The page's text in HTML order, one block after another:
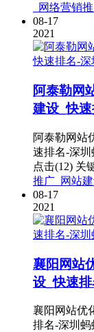
_网络营销
08-17
2021
阿泰勒网
建设_快
阿泰勒网站
速排名-深
点击(12) 关
推广_网站
08-17
2021
襄阳网站
设_快速
襄阳网站优
排名-深圳蚂